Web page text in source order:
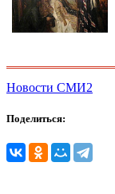
Новости СМИ2
Поделиться: